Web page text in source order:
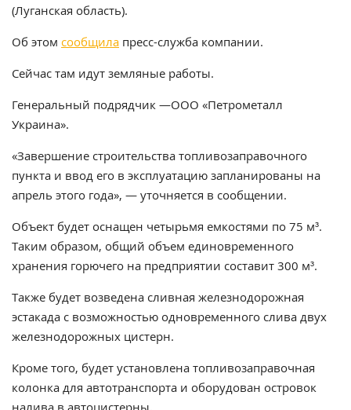
(Луганская область).
Об этом сообщила пресс-служба компании.
Сейчас там идут земляные работы.
Генеральный подрядчик —ООО «Петрометалл
Украина».
«Завершение строительства топливозаправочного
пункта и ввод его в эксплуатацию запланированы на
апрель этого года», — уточняется в сообщении.
Объект будет оснащен четырьмя емкостями по 75 м³.
Таким образом, общий объем единовременного
хранения горючего на предприятии составит 300 м³.
Также будет возведена сливная железнодорожная
эстакада с возможностью одновременного слива двух
железнодорожных цистерн.
Кроме того, будет установлена топливозаправочная
колонка для автотранспорта и оборудован островок